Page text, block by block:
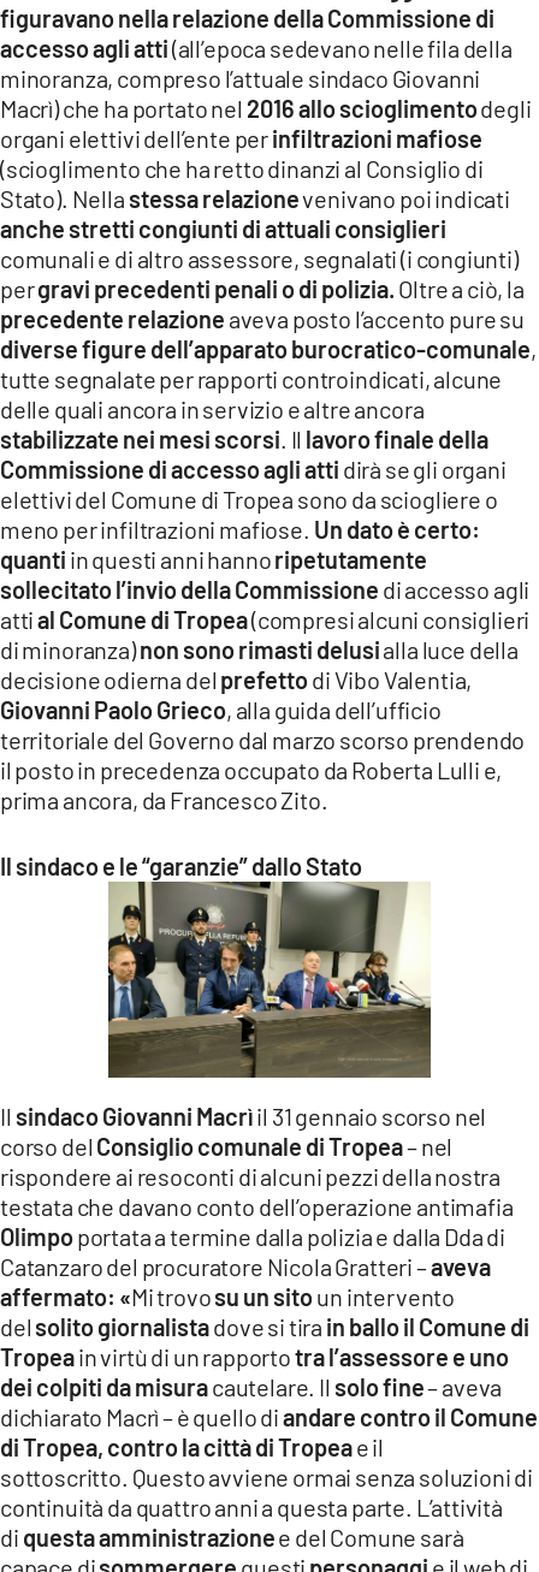
figuravano nella relazione della Commissione di
accesso agli atti(all’epoca sedevano nelle fila della
minoranza, compreso l’attuale sindaco Giovanni
Macrì) che ha portato nel 2016 allo scioglimentodegli
organi elettivi dell’ente perinfiltrazioni mafiose
(scioglimento che ha retto dinanzi al Consiglio di
Stato). Nella stessa relazionevenivano poi indicati
anche stretti congiunti di attuali consiglieri
comunali e di altro assessore, segnalati (i congiunti)
pergravi precedenti penali o di polizia. Oltre a ciò, la
precedente relazione aveva posto l’accento pure su
diverse figure dell’apparato burocratico-comunale,
tutte segnalate per rapporti controindicati, alcune
delle quali ancora in servizio e altre ancora
stabilizzate nei mesi scorsi. Il lavoro finale della
Commissione di accesso agli atti dirà se gli organi
elettivi del Comune di Tropea sono da sciogliere o
meno per infiltrazioni mafiose. Un dato è certo:
quanti in questi anni hannoripetutamente
sollecitato l’invio della Commissione di accesso agli
attial Comune di Tropea(compresi alcuni consiglieri
di minoranza)non sono rimasti delusialla luce della
decisione odierna del prefettodi Vibo Valentia,
Giovanni Paolo Grieco, alla guida dell’ufficio
territoriale del Governo dal marzo scorso prendendo
il posto in precedenza occupato da Roberta Lulli e,
prima ancora, da Francesco Zito.
Il sindaco e le “garanzie” dallo Stato
Il sindaco Giovanni Macrìil 31 gennaio scorso nel
corso del Consiglio comunale di Tropea– nel
rispondere ai resoconti di alcuni pezzi della nostra
testata che davano conto dell’operazione antimafia
Olimpoportata a termine dalla polizia e dalla Dda di
Catanzaro del procuratore Nicola Gratteri –aveva
affermato: «Mi trovosu un sitoun intervento
del solito giornalistadove si tira in ballo il Comune di
Tropeain virtù di un rapportotra l’assessore e uno
dei colpiti da misuracautelare. Il solo fine– aveva
dichiarato Macrì – è quello diandare contro il Comune
di Tropea, contro la città di Tropeae il
sottoscritto. Questo avviene ormai senza soluzioni di
continuità da quattro anni a questa parte. L’attività
di questa amministrazionee del Comune sarà